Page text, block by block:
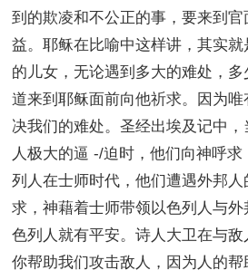
到的欺凌和不公正的事，要来到官
益。耶稣在比喻中这样讲，其实
的儿女，无论遇到多大的难处，
道来到耶稣面前向他祈求。因为
决我们的难处。圣经出埃及记中
人极大的逼 -/迫时，他们向神呼
列人在士师时代，他们遭遇外邦
求，神藉着士师带领以色列人与
色列人就有平安。诗人大卫在与敌
你帮助我们攻击敌人，因为人的